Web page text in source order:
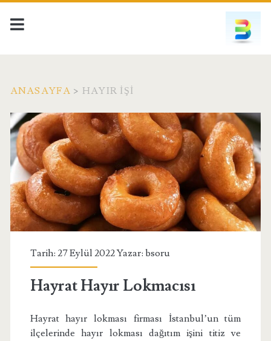
ANASAYFA > HAYIR İŞI
Kategori:
<span>Hayır
İşi</span>
Tarih: 27 Eylül 2022 Yazar: bsoru
Hayrat Hayır Lokmacısı
Hayrat hayır lokması firması İstanbul’un tüm
ilçelerinde hayır lokması dağıtım işini titiz ve